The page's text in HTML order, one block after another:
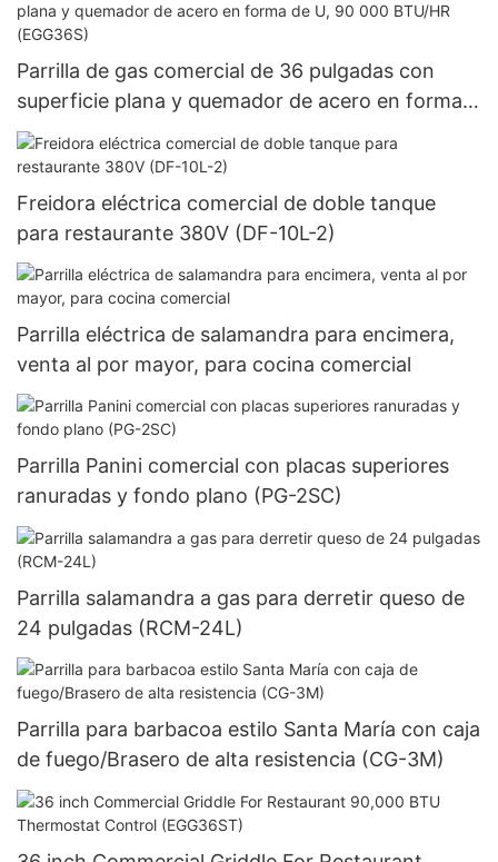
Parrilla de gas comercial de 36 pulgadas con
superficie plana y quemador de acero en forma
de U, 90 000 BTU/HR (EGG36S)
Freidora eléctrica comercial de doble tanque
para restaurante 380V (DF-10L-2)
Parrilla eléctrica de salamandra para encimera,
venta al por mayor, para cocina comercial
Parrilla Panini comercial con placas superiores
ranuradas y fondo plano (PG-2SC)
Parrilla salamandra a gas para derretir queso de
24 pulgadas (RCM-24L)
Parrilla para barbacoa estilo Santa María con caja
de fuego/Brasero de alta resistencia (CG-3M)